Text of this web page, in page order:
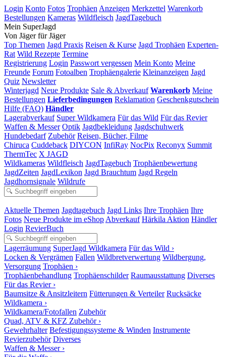
Login Konto Fotos Trophäen Anzeigen Merkzettel Warenkorb
Bestellungen Kameras Wildfleisch JagdTagebuch
Mein SuperJagd
Von Jäger für Jäger
Top Themen Jagd Praxis Reisen & Kurse Jagd Trophäen Experten-
Rat Wild Rezepte Termine
Registrierung Login Passwort vergessen Mein Konto Meine
Freunde Forum Fotoalben Trophäengalerie Kleinanzeigen Jagd
Quiz Newsletter
Winterjagd Neue Produkte Sale & Abverkauf Warenkorb Meine
Bestellungen Lieferbedingungen Reklamation Geschenkgutschein
Hilfe (FAQ) Händler
Lagerabverkauf Super Wildkamera Für das Wild Für das Revier
Waffen & Messer Optik Jagdbekleidung Jagdschuhwerk
Hundebedarf Zubehör Reisen, Bücher, Filme
Chiruca Cuddeback DIYCON InfiRay NocPix Reconyx Summit
ThermTec X JAGD
Wildkameras Wildfleisch JagdTagebuch Trophäenbewertung
JagdZeiten JagdLexikon Jagd Brauchtum Jagd Regeln
Jagdhornsignale Wildrufe
Aktuelle Themen Jagdtagebuch Jagd Links Ihre Trophäen Ihre
Fotos Neue Produkte im eShop Abverkauf Härkila Aktion Händler
Login RevierBuch
Lagerräumung SuperJagd Wildkamera Für das Wild ›
Locken & Vergrämen Fallen Wildbretverwertung Wildbergung,
Versorgung Trophäen ›
Trophäenbehandlung Trophäenschilder Raumausstattung Diverses
Für das Revier ›
Baumsitze & Ansitzleitern Fütterungen & Verteiler Rucksäcke
Wildkamera ›
Wildkamera/Fotofallen Zubehör
Quad, ATV & KFZ Zubehör ›
Gewehrhalter Befestigungssysteme & Winden Instrumente
Revierzubehör Diverses
Waffen & Messer ›